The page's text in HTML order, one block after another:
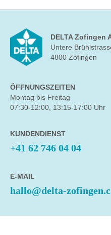
DELTA Zofingen
Untere
4800 Zofingen
ÖFFNUNGSZEITEN
Montag bis Freitag
07:30-12:00, 13:15-17:00 Uhr
KUNDENDIENST
+41 62 746 04 04
E-MAIL
hallo@delta-